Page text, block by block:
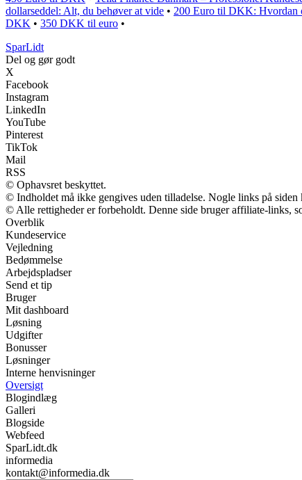
dollarseddel: Alt, du behøver at vide • 200 Euro til DKK: Hvordan
DKK • 350 DKK til euro •
SparLidt
Del og gør godt
X
Facebook
Instagram
LinkedIn
YouTube
Pinterest
TikTok
Mail
RSS
© Ophavsret beskyttet.
© Indholdet må ikke gengives uden tilladelse. Nogle links på
© Alle rettigheder er forbeholdt. Denne side bruger affiliate-links,
Overblik
Kundeservice
Vejledning
Bedømmelse
Arbejdspladser
Send et tip
Bruger
Mit dashboard
Løsning
Udgifter
Bonusser
Løsninger
Interne henvisninger
Oversigt
Blogindlæg
Galleri
Blogside
Webfeed
SparLidt.dk
informedia
kontakt@informedia.dk